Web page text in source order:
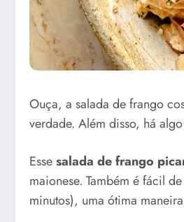
Ouça, a salada de frango
verdade. Além disso, há
Essesalada de frango
maionese. Também é fácil
minutos), uma ótima